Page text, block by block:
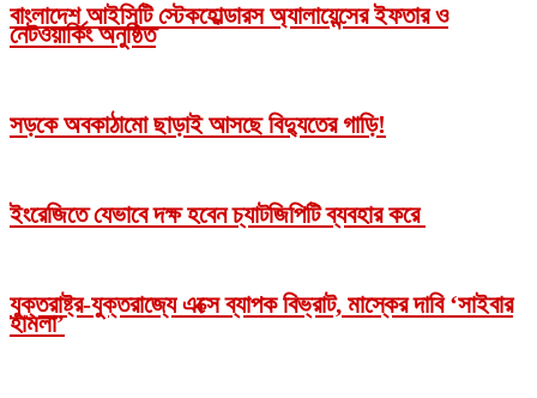
বাংলাদেশ আইসিটি স্টেকহোল্ডারস অ্যালায়েন্সের ইফতার ও
নেটওয়ার্কিং অনুষ্ঠিত
সড়কে অবকাঠামো ছাড়াই আসছে বিদ্যুতের গাড়ি!
ইংরেজিতে যেভাবে দক্ষ হবেন চ্যাটজিপিটি ব্যবহার করে
যুক্তরাষ্ট্র-যুক্তরাজ্যে এক্সে ব্যাপক বিভ্রাট, মাস্কের দাবি ‘সাইবার
হামলা’